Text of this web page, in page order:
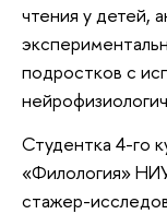
чтения у детей,
подростков с
Студентка 4-го
«Филология»
стажер-